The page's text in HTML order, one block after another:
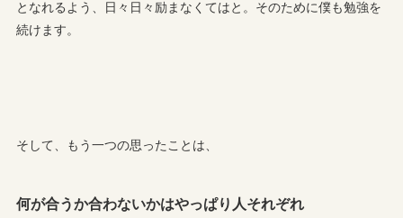
となれるよう、日々日々励まなくてはと。そのために僕も勉強を
続けます。
そして、もう一つの思ったことは、
何が合うか合わないかはやっぱり人それぞれ